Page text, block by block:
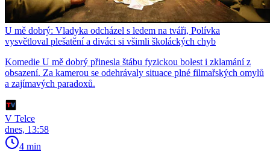
U mě dobrý: Vladyka odcházel s ledem na tváři, Polívka
vysvětloval plešatění a diváci si všimli školáckých chyb
Komedie U mě dobrý přinesla štábu fyzickou bolest i zklamání z
obsazení. Za kamerou se odehrávaly situace plné filmařských omylů
a zajímavých paradoxů.
V Telce
dnes, 13:58
4 min